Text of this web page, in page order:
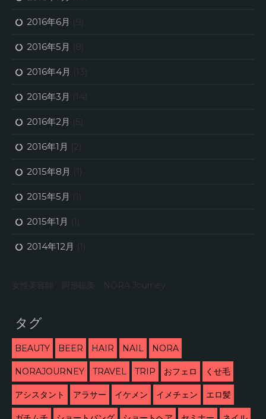
2016年6月 (9)
2016年5月 (8)
2016年4月 (13)
2016年3月 (14)
2016年2月 (5)
2016年1月 (2)
2015年8月 (1)
2015年5月 (1)
2015年1月 (1)
2014年12月 (1)
女性美容師 阿形聡美 NORA Journey
タグ
BEAUTY BEER HAIR NAIL NORA
NORAJOURNEY TRAVEL TRIP おフェロ くせ毛
アシスタント アラサー イケメン イメチェン エロ髪